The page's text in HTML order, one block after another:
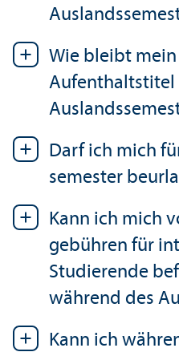
Wie bleibt
Aufenthaltstitel
Darf ich mich
semester
Kann ich mich
gebühren für
Studierende
während des
Kann ich